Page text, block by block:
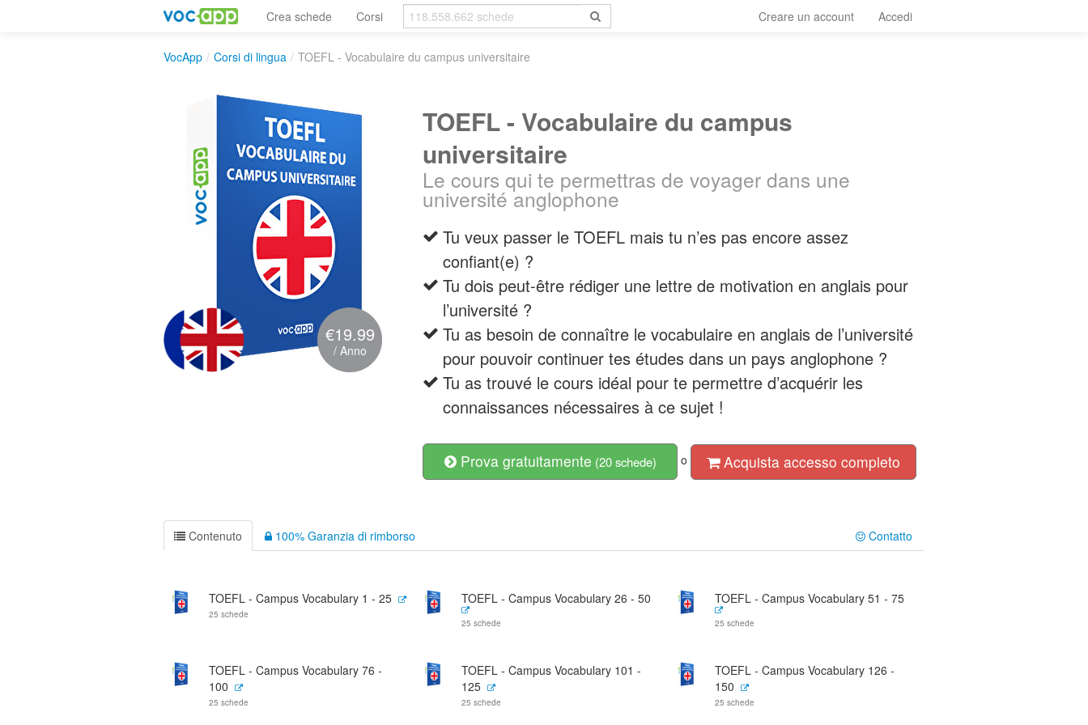
Crea schede Corsi Creare un account Accedi
VocApp / Corsi di lingua / TOEFL - Vocabulaire du campus universitaire
€19.99
/ Anno
TOEFL - Vocabulaire du campus
universitaire
Le cours qui te permettras de voyager dans une
université anglophone
Tu veux passer le TOEFL mais tu n’es pas encore assez
confiant(e) ?
Tu dois peut-être rédiger une lettre de motivation en anglais pour
l’université ?
Tu as besoin de connaître le vocabulaire en anglais de l’université
pour pouvoir continuer tes études dans un pays anglophone ?
Tu as trouvé le cours idéal pour te permettre d’acquérir les
connaissances nécessaires à ce sujet !
Prova gratuitamente (20 schede) o Acquista accesso completo
Contenuto 100% Garanzia di rimborso Contatto
TOEFL - Campus Vocabulary 1 - 25
25 schede
TOEFL - Campus Vocabulary 26 - 50
25 schede
TOEFL - Campus Vocabulary 51 - 75
25 schede
TOEFL - Campus Vocabulary 76 -
100
25 schede
TOEFL - Campus Vocabulary 101 -
125
25 schede
TOEFL - Campus Vocabulary 126 -
150
25 schede